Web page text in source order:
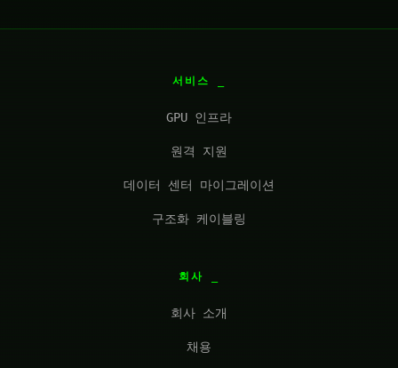
서비스
GPU 인프라
원격 지원
데이터 센터 마이그레이션
구조화 케이블링
회사
회사 소개
채용